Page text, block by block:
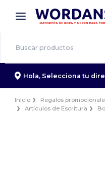
× App de Wordans
¡Mejores precios en
Hola, Selecciona tu
Inicio Regalos
Artículos de Escritura